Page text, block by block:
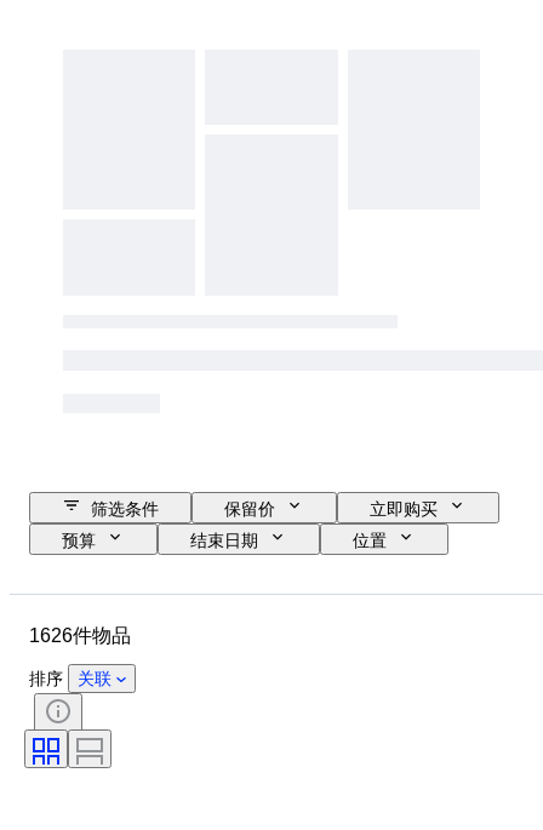
筛选条件 保留价
立即购买
预算
结束日期
位置
状态
时代
型号
1626件物品
排序 关联